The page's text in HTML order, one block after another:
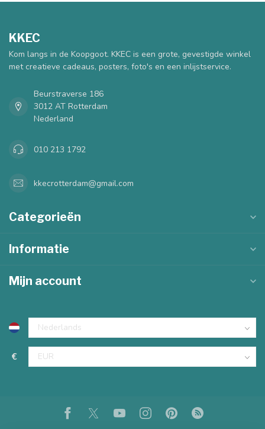
KKEC
Kom langs in de Koopgoot. KKEC is een grote, gevestigde winkel
met creatieve cadeaus, posters, foto's en een inlijstservice.
Beurstraverse 186
3012 AT Rotterdam
Nederland
010 213 1792
kkecrotterdam@gmail.com
Categorieën
Informatie
Mijn account
€